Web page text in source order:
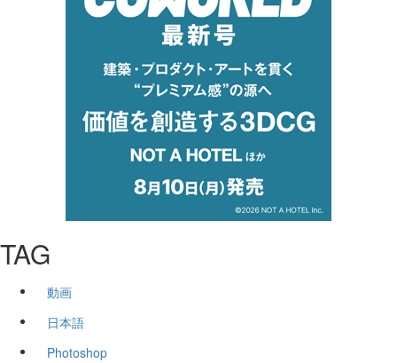
TAG
動画
日本語
Photoshop